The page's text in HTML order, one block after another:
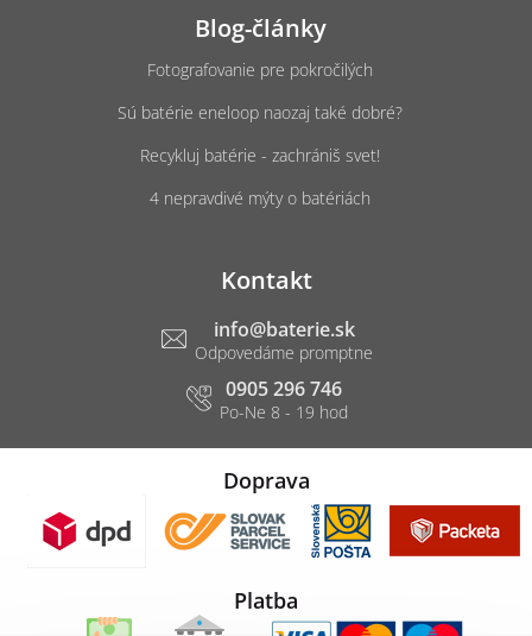
Blog-články
Fotografovanie pre pokročilých
Sú batérie eneloop naozaj také dobré?
Recykluj batérie - zachrániš svet!
4 nepravdivé mýty o batériách
Kontakt
info@baterie.sk
0905 296 746
Doprava
Platba